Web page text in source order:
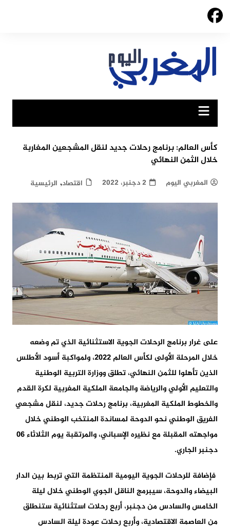
Skip
كأس العالم: برنامج رحلات جديد لنقل المشجعين المغاربة
خلال الثمن النهائي
المغربي اليوم 2 دجنبر، 2022 اقتصاد, الرئيسية
على غرار برنامج الرحلات الجوية الاستثنائية الذي تم وضعه
خلال المرحلة الأولى لكأس العالم 2022، ولمواكبة أسود الأطلس
الذين تأهلوا للثمن النهائي، تطلق ووزارة التربية الوطنية
والتعليم الأولي والرياضة والجامعة الملكية المغربية لكرة القدم
والخطوط الملكية المغربية، برنامج رحلات جديد، لنقل مشجعي
الفريق الوطني نحو الدوحة لمساندة المنتخب الوطني خلال
مواجهته المقبلة مع نظيره الإسباني، والمرتقبة يوم الثلاثاء 06
دجنبر الجاري.
فإضافة للرحلات الجوية اليومية المنتظمة التي تربط بين الدار
البيضاء والدوحة، سيبرمج الناقل الجوي الوطني خلال ليلة
الخامس والسادس من دجنبر، أربع رحلات استثنائية ستنطلق
من العاصمة الاقتصادية، وأربع رحلات عودة ليلة السادس